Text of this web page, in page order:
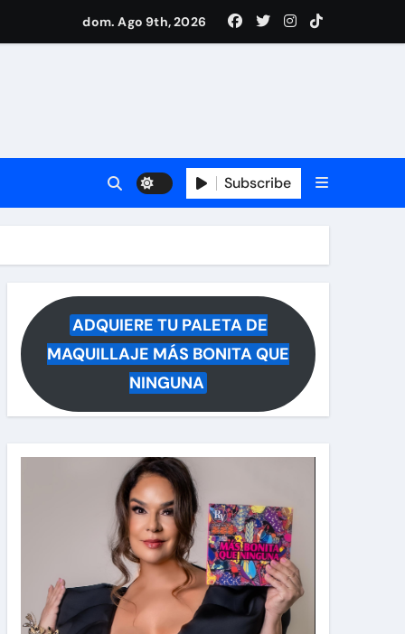
tras rumores
a la noticia
dom. Ago 9th, 2026
Subscribe
ADQUIERE TU PALETA DE
MAQUILLAJE MÁS BONITA QUE
NINGUNA